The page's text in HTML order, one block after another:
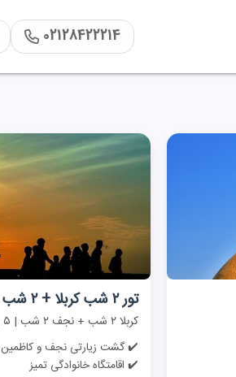
02128422214
تور ۲ شب کربلا + ۲ شب نجف (۵ روزه)
کربلا ۲ شب + نجف ۲ شب | ۵ روزه
✔️ گشت زیارتی نجف و کاظمین
✔️ اقامتگاه خانوادگی تمیز